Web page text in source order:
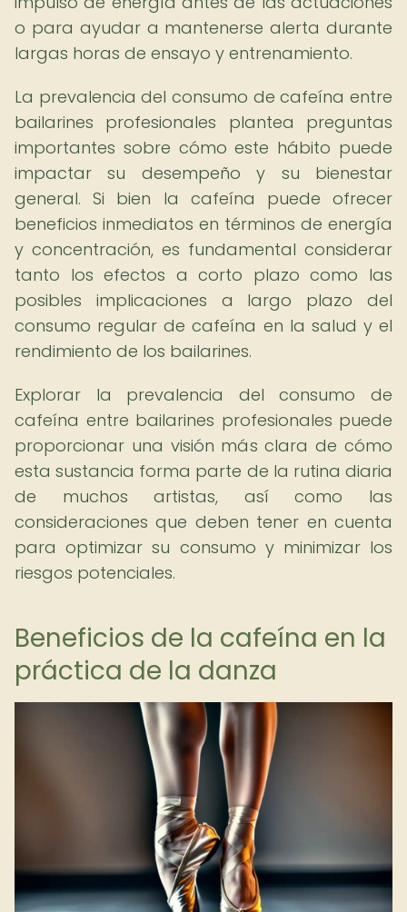
o para ayudar a mantenerse alerta durante
largas horas de ensayo y entrenamiento.
La prevalencia del consumo de cafeína entre
bailarines profesionales plantea preguntas
importantes sobre cómo este hábito puede
impactar su desempeño y su bienestar
general. Si bien la cafeína puede ofrecer
beneficios inmediatos en términos de energía
y concentración, es fundamental considerar
tanto los efectos a corto plazo como las
posibles implicaciones a largo plazo del
consumo regular de cafeína en la salud y el
rendimiento de los bailarines.
Explorar la prevalencia del consumo de
cafeína entre bailarines profesionales puede
proporcionar una visión más clara de cómo
esta sustancia forma parte de la rutina diaria
de muchos artistas, así como las
consideraciones que deben tener en cuenta
para optimizar su consumo y minimizar los
riesgos potenciales.
Beneficios de la cafeína en la
práctica de la danza